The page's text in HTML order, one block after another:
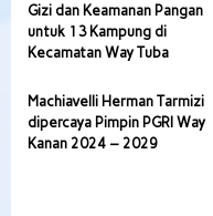
Gizi dan Keamanan Pangan
untuk 13 Kampung di
Kecamatan Way Tuba
Machiavelli Herman Tarmizi
dipercaya Pimpin PGRI Way
Kanan 2024 – 2029